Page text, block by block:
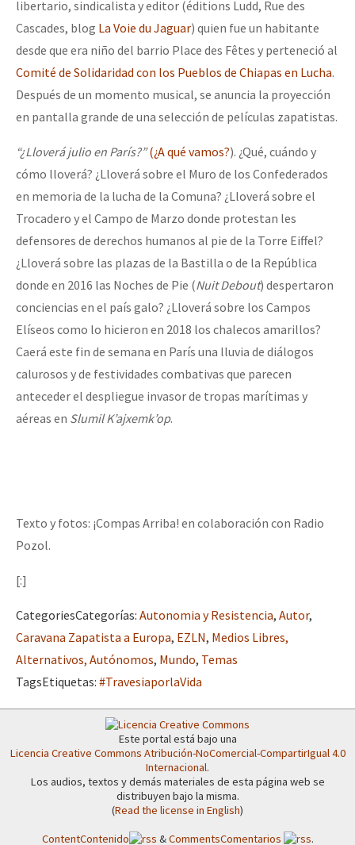
libertario, sindicalista y editor (éditions Ludd, Rue des
Cascades, blog La Voie du Jaguar) quien fue un habitante
desde que era niño del barrio Place des Fêtes y perteneció al
Comité de Solidaridad con los Pueblos de Chiapas en Lucha.
Después de un momento musical, se anuncia la proyección
en pantalla grande de una selección de películas zapatistas.
“¿Lloverá julio en París?”(¿A qué vamos?). ¿Qué, cuándo y
cómo lloverá? ¿Lloverá sobre el Muro de los Confederados
en memoria de la lucha de la Comuna? ¿Lloverá sobre el
Trocadero y el Campo de Marzo donde protestan les
defensores de derechos humanos al pie de la Torre Eiffel?
¿Lloverá sobre las plazas de la Bastilla o de la República
donde en 2016 las Noches de Pie (Nuit Debout) despertaron
conciencias en el país galo? ¿Lloverá sobre los Campos
Elíseos como lo hicieron en 2018 los chalecos amarillos?
Caerá este fin de semana en París una lluvia de diálogos
calurosos y de festividades combativas que parecen
anteceder el despliegue invasor de tropas marítimas y
aéreas en Slumil K’ajxemk’op.
Texto y fotos: ¡Compas Arriba! en colaboración con Radio
Pozol.
[:]
CategoriesCategorías: Autonomia y Resistencia, Autor,
Caravana Zapatista a Europa, EZLN, Medios Libres,
Alternativos, Autónomos, Mundo, Temas
TagsEtiquetas: #TravesiaporlaVida
Este portal está bajo una
Licencia Creative Commons Atribución-NoComercial-CompartirIgual 4.0
Internacional.
Los audios, textos y demás materiales de esta página web se
distribuyen bajo la misma.
(Read the license in English)
ContentContenido &CommentsComentarios .